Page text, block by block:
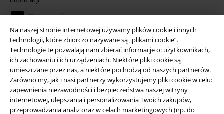
Na naszej stronie internetowej używamy plików cookie i innych
technologii, które zbiorczo nazywane są „plikami cookie”.
Technologie te pozwalają nam zbierać informacje o: użytkownikach,
ich zachowaniu i ich urządzeniach. Niektóre pliki cookie są
umieszczane przez nas, a niektóre pochodzą od naszych partnerów.
Zarówno my, jak i nasi partnerzy wykorzystujemy pliki cookie w celu:
zapewnienia niezawodności i bezpieczeństwa naszej witryny
internetowej, ulepszania i personalizowania Twoich zakupów,
przeprowadzania analiz oraz w celach marketingowych (np. do
Rozpocznij rozmowę
Obsługa Klienta
FAQ
Polityka Zwrotów